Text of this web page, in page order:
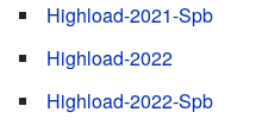
Highload-2021-Spb
Highload-2022
Highload-2022-Spb